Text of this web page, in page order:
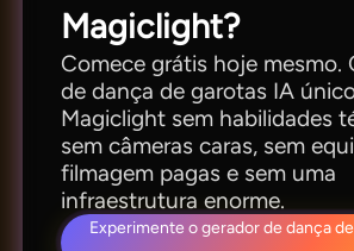
Magiclight?
Comece grátis hoje mesmo.
de dança de garotas IA
Magiclight sem habilidades
sem câmeras caras, sem
filmagem pagas e sem uma
infraestrutura enorme.
Experimente o gerador de dança